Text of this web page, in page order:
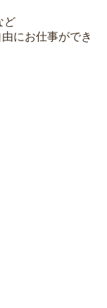
ど
にお仕事ができ